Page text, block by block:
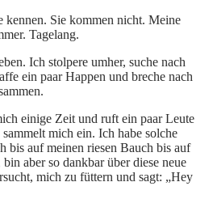
kennen. Sie kommen nicht. Meine
Tagelang.
Ich stolpere umher, suche nach
ein paar Happen und breche nach
einige Zeit und ruft ein paar Leute
mich ein. Ich habe solche
bis auf meinen riesen Bauch bis auf
aber so dankbar über diese neue
mich zu füttern und sagt: „Hey